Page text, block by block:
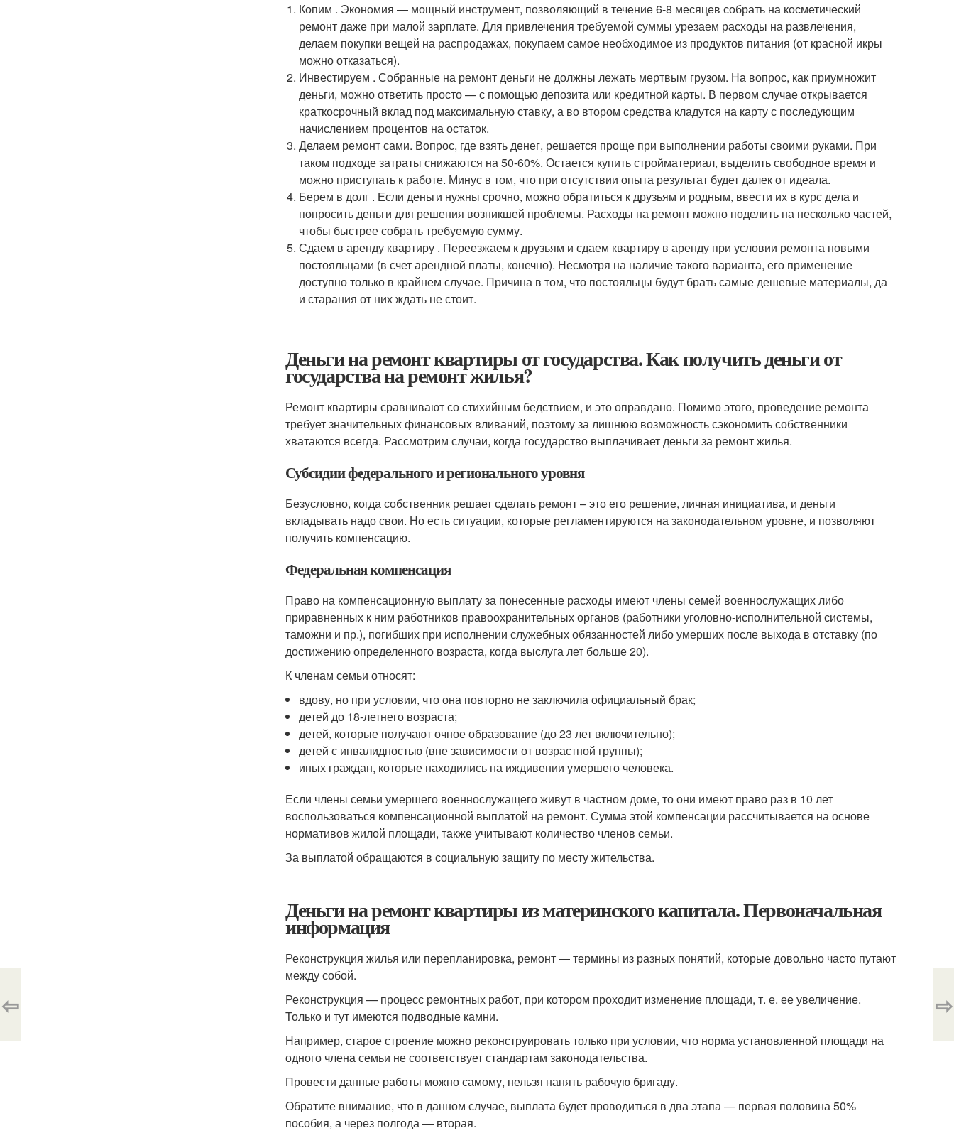
Копим . Экономия — мощный инструмент, позволяющий в течение 6-8 месяцев собрать на косметический
ремонт даже при малой зарплате. Для привлечения требуемой суммы урезаем расходы на развлечения,
делаем покупки вещей на распродажах, покупаем самое необходимое из продуктов питания (от красной икры
можно отказаться).
Инвестируем . Собранные на ремонт деньги не должны лежать мертвым грузом. На вопрос, как приумножит
деньги, можно ответить просто — с помощью депозита или кредитной карты. В первом случае открывается
краткосрочный вклад под максимальную ставку, а во втором средства кладутся на карту с последующим
начислением процентов на остаток.
Делаем ремонт сами. Вопрос, где взять денег, решается проще при выполнении работы своими руками. При
таком подходе затраты снижаются на 50-60%. Остается купить стройматериал, выделить свободное время и
можно приступать к работе. Минус в том, что при отсутствии опыта результат будет далек от идеала.
Берем в долг . Если деньги нужны срочно, можно обратиться к друзьям и родным, ввести их в курс дела и
попросить деньги для решения возникшей проблемы. Расходы на ремонт можно поделить на несколько частей,
чтобы быстрее собрать требуемую сумму.
Сдаем в аренду квартиру . Переезжаем к друзьям и сдаем квартиру в аренду при условии ремонта новыми
постояльцами (в счет арендной платы, конечно). Несмотря на наличие такого варианта, его применение
доступно только в крайнем случае. Причина в том, что постояльцы будут брать самые дешевые материалы, да
и старания от них ждать не стоит.
Деньги на ремонт квартиры от государства. Как получить деньги от
государства на ремонт жилья?
Ремонт квартиры сравнивают со стихийным бедствием, и это оправдано. Помимо этого, проведение ремонта
требует значительных финансовых вливаний, поэтому за лишнюю возможность сэкономить собственники
хватаются всегда. Рассмотрим случаи, когда государство выплачивает деньги за ремонт жилья.
Субсидии федерального и регионального уровня
Безусловно, когда собственник решает сделать ремонт – это его решение, личная инициатива, и деньги
вкладывать надо свои. Но есть ситуации, которые регламентируются на законодательном уровне, и позволяют
получить компенсацию.
Федеральная компенсация
Право на компенсационную выплату за понесенные расходы имеют члены семей военнослужащих либо
приравненных к ним работников правоохранительных органов (работники уголовно-исполнительной системы,
таможни и пр.), погибших при исполнении служебных обязанностей либо умерших после выхода в отставку (по
достижению определенного возраста, когда выслуга лет больше 20).
К членам семьи относят:
вдову, но при условии, что она повторно не заключила официальный брак;
детей до 18-летнего возраста;
детей, которые получают очное образование (до 23 лет включительно);
детей с инвалидностью (вне зависимости от возрастной группы);
иных граждан, которые находились на иждивении умершего человека.
Если члены семьи умершего военнослужащего живут в частном доме, то они имеют право раз в 10 лет
воспользоваться компенсационной выплатой на ремонт. Сумма этой компенсации рассчитывается на основе
нормативов жилой площади, также учитывают количество членов семьи.
За выплатой обращаются в социальную защиту по месту жительства.
Деньги на ремонт квартиры из материнского капитала. Первоначальная
информация
Реконструкция жилья или перепланировка, ремонт — термины из разных понятий, которые довольно часто путают
между собой.
Реконструкция — процесс ремонтных работ, при котором проходит изменение площади, т. е. ее увеличение.
Только и тут имеются подводные камни.
Например, старое строение можно реконструировать только при условии, что норма установленной площади на
одного члена семьи не соответствует стандартам законодательства.
Провести данные работы можно самому, нельзя нанять рабочую бригаду.
Обратите внимание, что в данном случае, выплата будет проводиться в два этапа — первая половина 50%
пособия, а через полгода — вторая.
⇦ ⇨